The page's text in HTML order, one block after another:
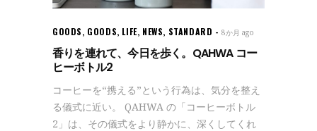
GOODS, GOODS, LIFE, NEWS, STANDARD 8か月 ago
香りを連れて、今日を歩く。QAHWA コー
ヒーボトル2
コーヒーを“携える”という行為は、気分を整え
る儀式に近い。 QAHWA の「コーヒーボトル
2」は、その儀式をより静かに、深くしてくれ